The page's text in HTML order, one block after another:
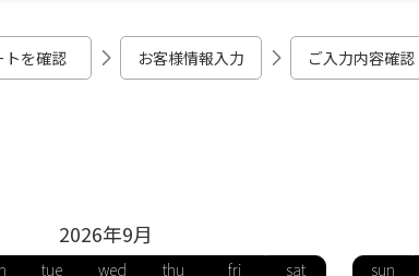
トを確認 お客様情報入力 ご入力内容確認
2026年9月
tue wed thu fri sat sun